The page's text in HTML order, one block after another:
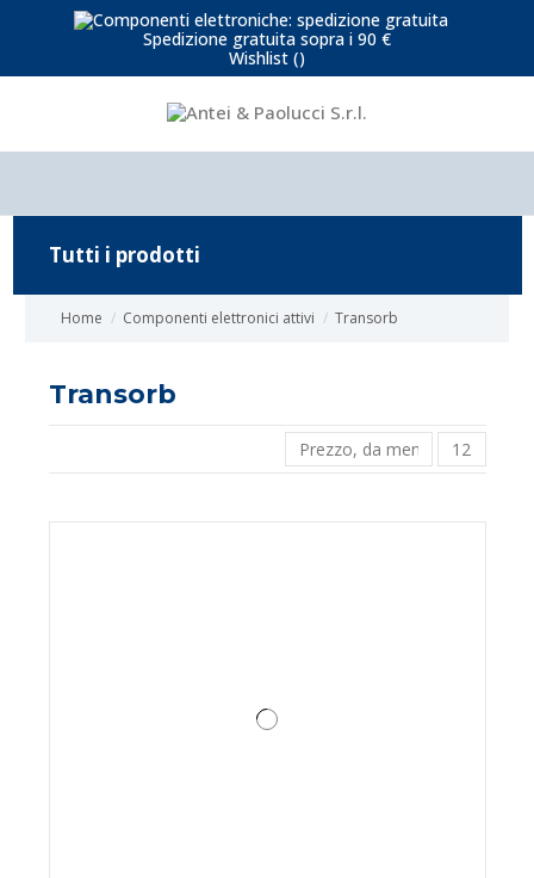
Spedizione gratuita sopra i 90 €
Wishlist ()
Home Componenti elettronici attivi Transorb
Transorb
Prezzo, da meno caro a più
12
Tutti i prodotti